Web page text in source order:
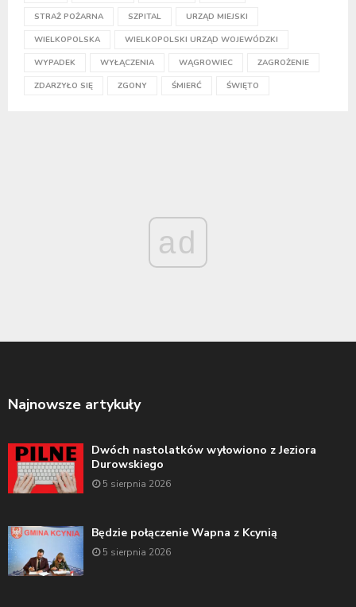
STRAŻ POŻARNA SZPITAL URZĄD MIEJSKI
WIELKOPOLSKA WIELKOPOLSKI URZĄD WOJEWÓDZKI
WYPADEK WYŁĄCZENIA WĄGROWIEC ZAGROŻENIE
ZDARZYŁO SIĘ ZGONY ŚMIERĆ ŚWIĘTO
ad
Najnowsze artykuły
Dwóch nastolatków wyłowiono z Jeziora
Durowskiego
5 sierpnia 2026
Będzie połączenie Wapna z Kcynią
5 sierpnia 2026